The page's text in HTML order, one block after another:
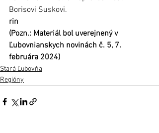
Borisovi Suskovi.
rin
(Pozn.: Materiál bol uverejnený v
Ľubovnianskych novinách č. 5, 7.
februára 2024)
Stará Ľubovňa
Regióny